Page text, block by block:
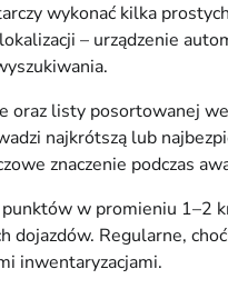
wykonać kilka
– urządzenie
listy posortowanej
najkrótszą lub
znaczenie podczas
w promieniu 1–2
dojazdów. Regularne,
inwentaryzacjami.